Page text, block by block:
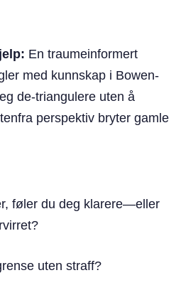
En traumeinformert
med kunnskap i Bowen-
de-triangulere uten å
perspektiv bryter gamle
føler du deg klarere—eller
uten straff?